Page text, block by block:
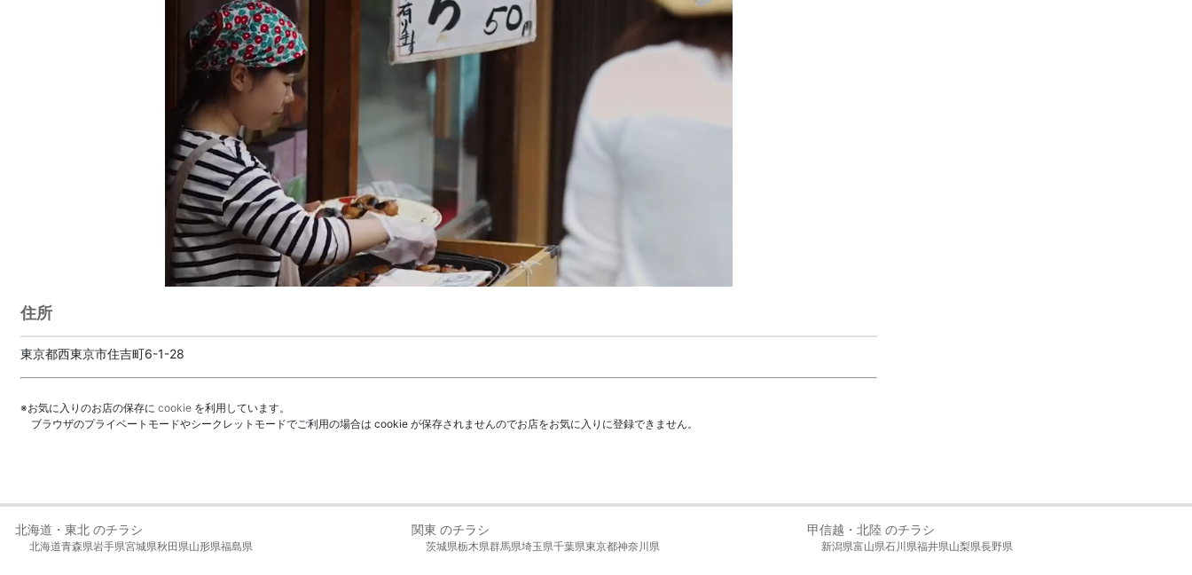
住所
東京都西東京市住吉町6-1-28
※お気に入りのお店の保存に cookie を利用しています。
ブラウザのプライベートモードやシークレットモードでご利用の場合は cookie が保存されませんのでお店をお気に入りに登録できません。
北海道・東北 のチラシ
北海道青森県岩手県宮城県秋田県山形県福島県
関東 のチラシ
茨城県栃木県群馬県埼玉県千葉県東京都神奈川県
甲信越・北陸 のチラシ
新潟県富山県石川県福井県山梨県長野県